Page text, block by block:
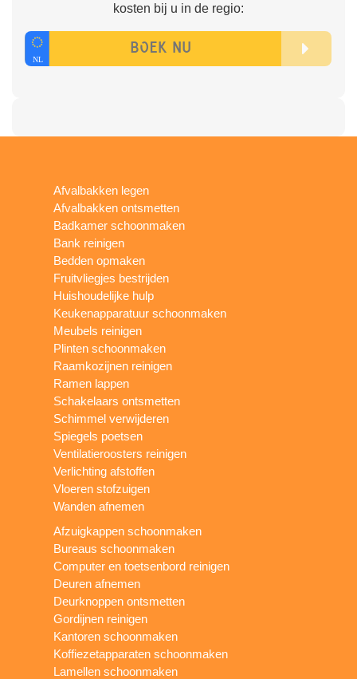
kosten bij u in de regio:
Afvalbakken legen
Afvalbakken ontsmetten
Badkamer schoonmaken
Bank reinigen
Bedden opmaken
Fruitvliegjes bestrijden
Huishoudelijke hulp
Keukenapparatuur schoonmaken
Meubels reinigen
Plinten schoonmaken
Raamkozijnen reinigen
Ramen lappen
Schakelaars ontsmetten
Schimmel verwijderen
Spiegels poetsen
Ventilatieroosters reinigen
Verlichting afstoffen
Vloeren stofzuigen
Wanden afnemen
Afzuigkappen schoonmaken
Bureaus schoonmaken
Computer en toetsenbord reinigen
Deuren afnemen
Deurknoppen ontsmetten
Gordijnen reinigen
Kantoren schoonmaken
Koffiezetapparaten schoonmaken
Lamellen schoonmaken